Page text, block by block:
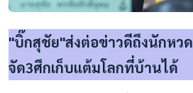
"บิ๊กสุชัย"ส่งต่อข่าวดีถึงนักหว
จัด3ศึกเก็บแต้มโลกที่บ้านได้